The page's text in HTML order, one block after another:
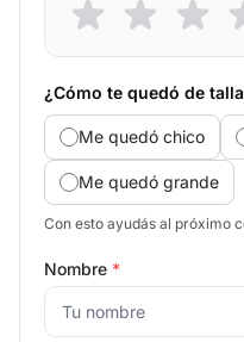
¿Cómo te quedó de
Me quedó chico
Me quedó grande
Con esto ayudás al próximo
Nombre *